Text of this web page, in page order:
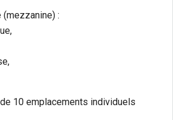
(mezzanine) :
10 emplacements individuels